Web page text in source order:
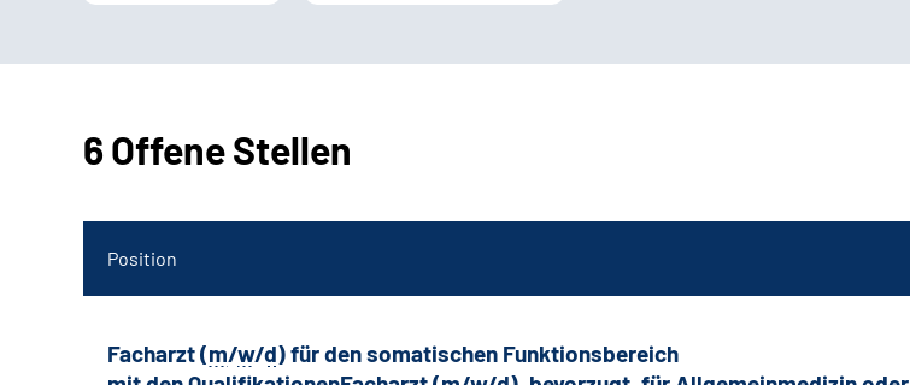
6 Offene Stellen
Position
Facharzt (m/w/d) für den somatischen Funktionsbereich